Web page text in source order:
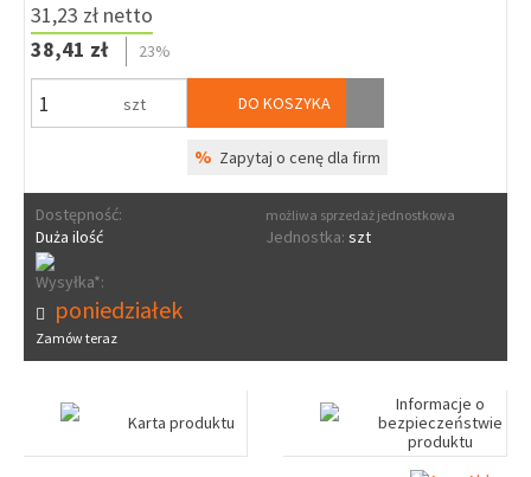
31,23 zł netto
38,41 zł
23%
szt DO KOSZYKA
% Zapytaj o cenę dla firm
Dostępność:
Duża ilość
możliwa sprzedaż jednostkowa
Jednostka: szt
Wysyłka*:
poniedziałek
Zamów teraz
Karta produktu
Informacje o
bezpieczeństwie
produktu